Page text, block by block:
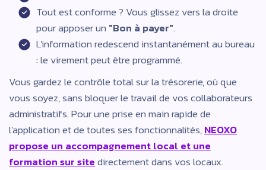
Tout est conforme ? Vous glissez vers la droite
pour apposer un "Bon à payer".
L'information redescend instantanément au bureau
: le virement peut être programmé.
Vous gardez le contrôle total sur la trésorerie, où que
vous soyez, sans bloquer le travail de vos collaborateurs
administratifs. Pour une prise en main rapide de
l'application et de toutes ses fonctionnalités,NEOXO
propose un accompagnement local et une
formation sur sitedirectement dans vos locaux.